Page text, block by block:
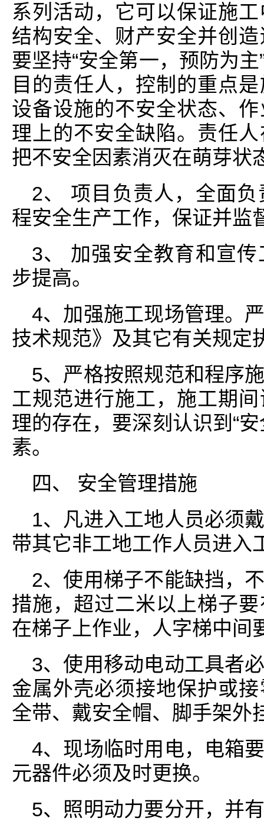
系列活动，它可以保证施
结构安全、财产安全并创
要坚持“安全第一，预防为
目的责任人，控制的重点
设备设施的不安全状态、
理上的不安全缺陷。责任
把不安全因素消灭在萌芽状
2、 项目负责人，全面
程安全生产工作，保证并监
3、 加强安全教育和宣
步提高。
4、加强施工现场管理。
技术规范》及其它有关规定
5、严格按照规范和程序
工规范进行施工，施工期
理的存在，要深刻认识到“
素。
四、 安全管理措施
1、凡进入工地人员必须
带其它非工地工作人员进入
2、使用梯子不能缺挡，
措施，超过二米以上梯子
在梯子上作业，人字梯中间
3、使用移动电动工具者
金属外壳必须接地保护或
全带、戴安全帽、脚手架外
4、现场临时用电，电箱
元器件必须及时更换。
5、照明动力要分开，并